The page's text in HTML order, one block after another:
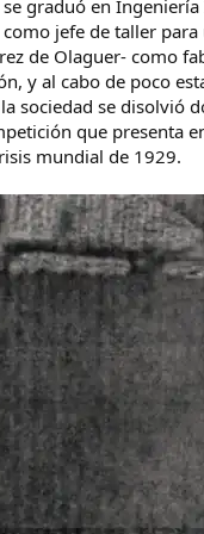
graduó en
jefe de taller
de Olaguer- como
y al cabo de poco
sociedad se disolvió
que presenta
mundial de 1929.